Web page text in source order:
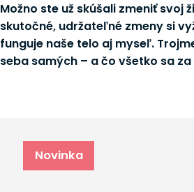
Možno ste už skúšali zmeniť svoj
skutočné, udržateľné zmeny si
funguje naše telo aj myseľ.
seba samých – a čo všetko sa
Novinka